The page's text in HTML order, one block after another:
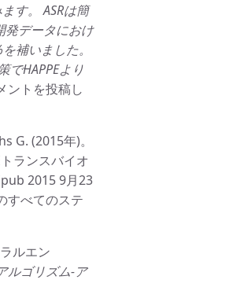
す。 ASRは簡
発データにおけ
補いました。
でHAPPEより
ントを投稿し
G. (2015年)。
ランスバイオ
2015 9月23
すべてのステ
ルエン
ルゴリズム-ア